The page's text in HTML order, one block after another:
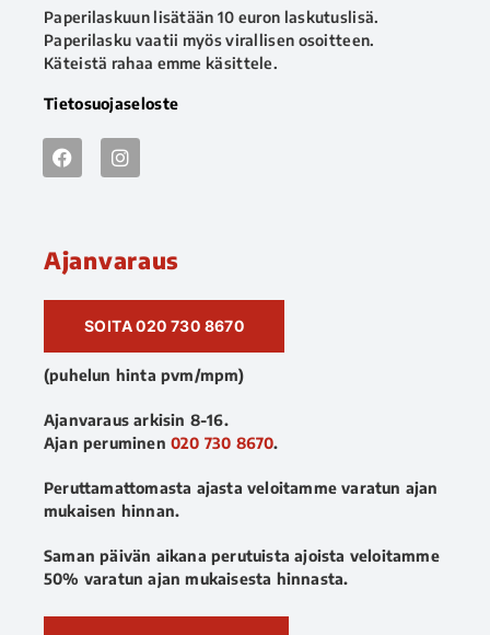
Paperilaskuun lisätään 10 euron laskutuslisä.
Paperilasku vaatii myös virallisen osoitteen.
Käteistä rahaa emme käsittele.
Tietosuojaseloste
Ajanvaraus
SOITA 020 730 8670
(puhelun hinta pvm/mpm)
Ajanvaraus arkisin 8-16.
Ajan peruminen 020 730 8670.
Peruttamattomasta ajasta veloitamme varatun ajan
mukaisen hinnan.
Saman päivän aikana perutuista ajoista veloitamme
50% varatun ajan mukaisesta hinnasta.